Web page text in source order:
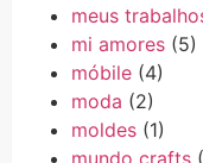
meus
mi amores (5)
móbile (4)
moda (2)
moldes (1)
mundo crafts